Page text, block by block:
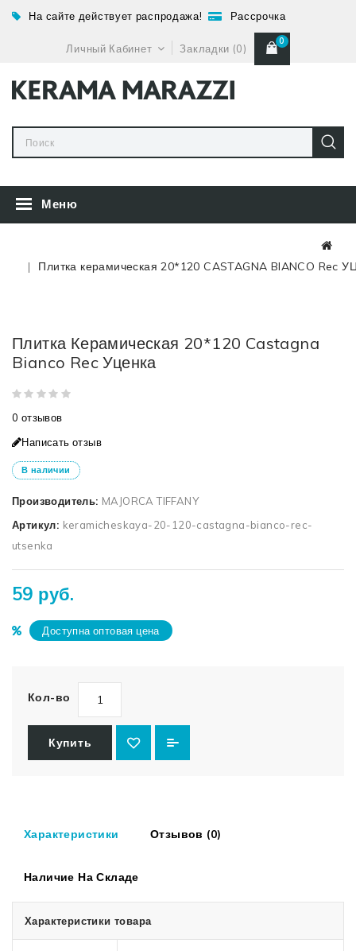
На сайте действует распродажа! Рассрочка
Личный Кабинет Закладки (0)
0
Меню
Плитка керамическая 20*120 CASTAGNA BIANCO Rec
Плитка Керамическая 20*120 Castagna
Bianco Rec Уценка
0 отзывов
Написать отзыв
В наличии
Производитель: MAJORCA TIFFANY
Артикул: keramicheskaya-20-120-castagna-bianco-rec-
utsenka
59 руб.
Доступна оптовая цена
Кол-во
Купить
Характеристики Отзывов (0)
Наличие На Складе
Характеристики товара